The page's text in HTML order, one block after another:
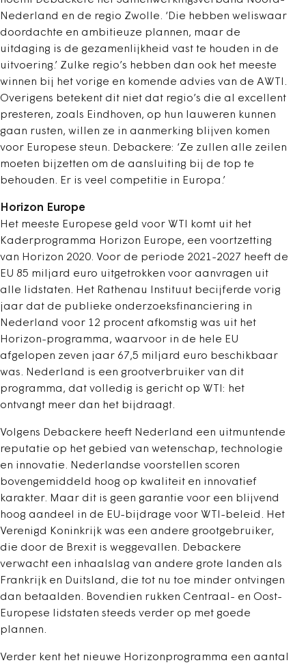
Nederland en de regio Zwolle. ‘Die hebben weliswaar
doordachte en ambitieuze plannen, maar de
uitdaging is de gezamenlijkheid vast te houden in de
uitvoering.’ Zulke regio’s hebben dan ook het meeste
winnen bij het vorige en komende advies van de AWTI.
Overigens betekent dit niet dat regio’s die al excellent
presteren, zoals Eindhoven, op hun lauweren kunnen
gaan rusten, willen ze in aanmerking blijven komen
voor Europese steun. Debackere: ‘Ze zullen alle zeilen
moeten bijzetten om de aansluiting bij de top te
behouden. Er is veel competitie in Europa.’
Horizon Europe
Het meeste Europese geld voor WTI komt uit het
Kaderprogramma Horizon Europe, een voortzetting
van Horizon 2020. Voor de periode 2021-2027 heeft de
EU 85 miljard euro uitgetrokken voor aanvragen uit
alle lidstaten. Het Rathenau Instituut becijferde vorig
jaar dat de publieke onderzoeksfinanciering in
Nederland voor 12 procent afkomstig was uit het
Horizon-programma, waarvoor in de hele EU
afgelopen zeven jaar 67,5 miljard euro beschikbaar
was. Nederland is een grootverbruiker van dit
programma, dat volledig is gericht op WTI: het
ontvangt meer dan het bijdraagt.
Volgens Debackere heeft Nederland een uitmuntende
reputatie op het gebied van wetenschap, technologie
en innovatie. Nederlandse voorstellen scoren
bovengemiddeld hoog op kwaliteit en innovatief
karakter. Maar dit is geen garantie voor een blijvend
hoog aandeel in de EU-bijdrage voor WTI-beleid. Het
Verenigd Koninkrijk was een andere grootgebruiker,
die door de Brexit is weggevallen. Debackere
verwacht een inhaalslag van andere grote landen als
Frankrijk en Duitsland, die tot nu toe minder ontvingen
dan betaalden. Bovendien rukken Centraal- en Oost-
Europese lidstaten steeds verder op met goede
plannen.
Verder kent het nieuwe Horizonprogramma een aantal